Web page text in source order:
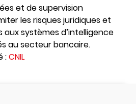
et de supervision
les risques juridiques et
aux systèmes d’intelligence
au secteur bancaire.
:CNIL